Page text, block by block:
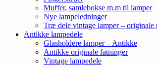
Muffer, samlebokse m.m til lamper
Nye lampeledninger
Træ dele vintage lamper – originale
Antikke lampedele
Glasholdere lamper – Antikke
Antikke originale fatninger
Vintage lampedele